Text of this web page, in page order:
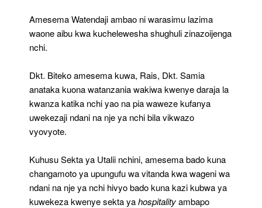
Amesema Watendaji ambao ni warasimu lazima
waone aibu kwa kuchelewesha shughuli zinazoijenga
nchi.
Dkt. Biteko amesema kuwa, Rais, Dkt. Samia
anataka kuona watanzania wakiwa kwenye daraja la
kwanza katika nchi yao na pia waweze kufanya
uwekezaji ndani na nje ya nchi bila vikwazo
vyovyote.
Kuhusu Sekta ya Utalii nchini, amesema bado kuna
changamoto ya upungufu wa vitanda kwa wageni wa
ndani na nje ya nchi hivyo bado kuna kazi kubwa ya
kuwekeza kwenye sekta yahospitalityambapo